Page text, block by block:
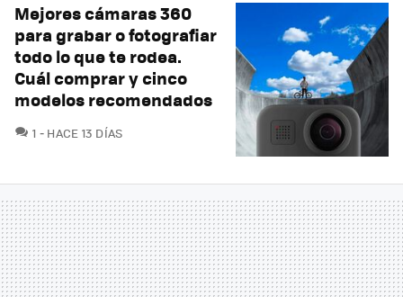
Mejores cámaras 360
para grabar o fotografiar
todo lo que te rodea.
Cuál comprar y cinco
modelos recomendados
1 COMENTARIOS
HACE 13 DÍAS